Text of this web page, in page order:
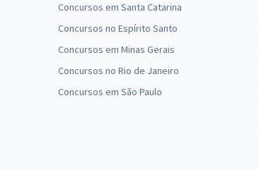
Concursos em Santa Catarina
Concursos no Espírito Santo
Concursos em Minas Gerais
Concursos no Rio de Janeiro
Concursos em São Paulo